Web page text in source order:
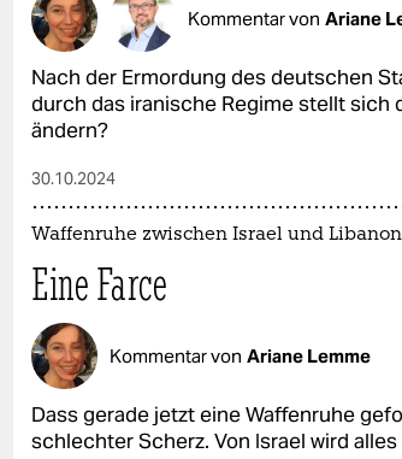
Kommentar von Ariane
Nach der Ermordung des deutschen
durch das iranische Regime stellt sich
ändern?
30.10.2024
Waffenruhe zwischen Israel und Libanon
Eine Farce
Kommentar von Ariane Lemme
Dass gerade jetzt eine Waffenruhe
schlechter Scherz. Von Israel wird